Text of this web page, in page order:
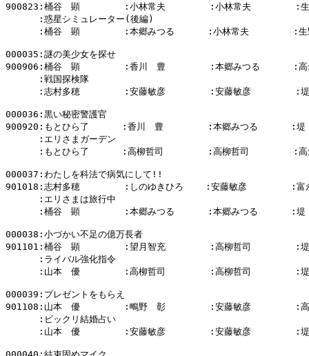
900823:桶谷　顕        :小林常夫        :小林常夫        :生
      :惑星シミュレーター(後編)
:桶谷　顕        :本郷みつる      :小林常夫        :生
000035:謎の美少女を探せ
900906:桶谷　顕        :香川　豊        :本郷みつる      :高
      :戦国探検隊
:志村多穂        :安藤敏彦        :安藤敏彦        :堤
000036:黒い秘密警護官
900920:もとひら了      :香川　豊        :本郷みつる      :堤
      :エリさまガーデン
:もとひら了      :高柳哲司        :高柳哲司        :高
000037:わたしを科法で病気にして!!
901018:志村多穂        :しのゆきひろ    :安藤敏彦        :富
      :エリさまは旅行中
:桶谷　顕        :本郷みつる      :本郷みつる      :堤
000038:小づかい不足の億万長者
901101:桶谷　顕        :望月智充        :高柳哲司        :堤
      :ライバル強化指令
:山本　優        :高柳哲司        :高柳哲司        :堤
000039:プレゼントをもらえ
901108:山本　優        :鴫野　彰        :安藤敏彦        :高
      :ビックリ結婚占い
:山本　優        :安藤敏彦        :安藤敏彦        :堤